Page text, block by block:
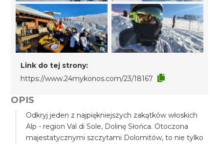
Link do tej strony:
https://www.24mykonos.com/23/18167
OPIS
Odkryj jeden z najpiękniejszych zakątków włoskich
Alp - region Val di Sole, Dolinę Słońca. Otoczona
majestatycznymi szczytami Dolomitów, to nie tylko